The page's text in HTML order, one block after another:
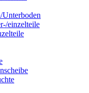
Unterboden
einzelteile